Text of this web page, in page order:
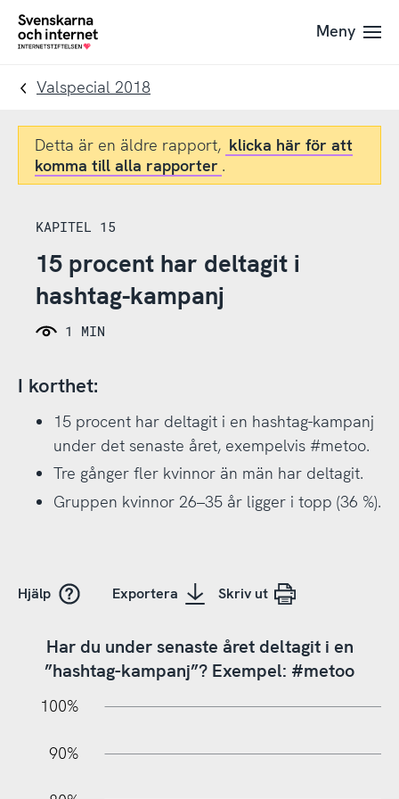
Till
navigation
Till
innehåll
To
Meny
Valspecial 2018
Detta är en äldre rapport, klicka här för att
komma till alla rapporter .
KAPITEL 15
15 procent har deltagit i
hashtag-kampanj
1 MIN
I korthet:
15 procent har deltagit i en hashtag-kampanj
under det senaste året, exempelvis #metoo.
Tre gånger fler kvinnor än män har deltagit.
Gruppen kvinnor 26–35 år ligger i topp (36 %).
Hjälp Exportera Skriv ut
Har du under senaste året deltagit i en
”hashtag-kampanj”? Exempel: #metoo
100%
90%